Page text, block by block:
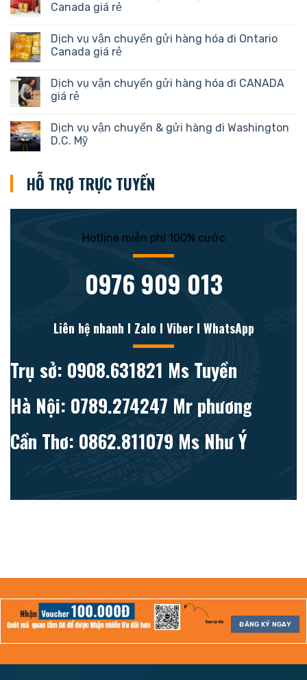
Canada giá rẻ
Dịch vụ vận chuyển gửi hàng hóa đi Ontario
Canada giá rẻ
Dịch vụ vận chuyển gửi hàng hóa đi CANADA
giá rẻ
Dịch vụ vận chuyển & gửi hàng đi Washington
D.C. Mỹ
HỖ TRỢ TRỰC TUYẾN
Hotline miễn phí 100% cước
0976 909 013
Liên hệ nhanh l Zalo l Viber l WhatsApp
Trụ sở: 0908.631821 Ms Tuyền
Hà Nội: 0789.274247 Mr phương
Cần Thơ: 0862.811079 Ms Như Ý
ĐĂNG KÝ NGAY